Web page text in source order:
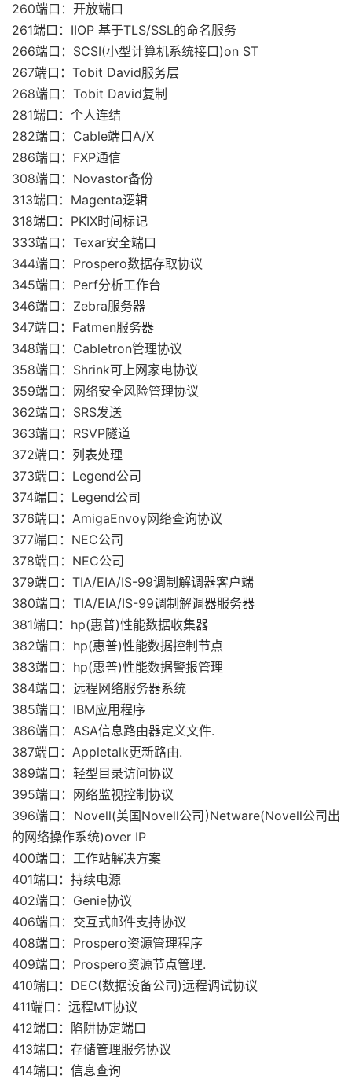
260端口：开放端口
261端口：IIOP 基于TLS/SSL的命名服务
266端口：SCSI(小型计算机系统接口)on ST
267端口：Tobit David服务层
268端口：Tobit David复制
281端口：个人连结
282端口：Cable端口A/X
286端口：FXP通信
308端口：Novastor备份
313端口：Magenta逻辑
318端口：PKIX时间标记
333端口：Texar安全端口
344端口：Prospero数据存取协议
345端口：Perf分析工作台
346端口：Zebra服务器
347端口：Fatmen服务器
348端口：Cabletron管理协议
358端口：Shrink可上网家电协议
359端口：网络安全风险管理协议
362端口：SRS发送
363端口：RSVP隧道
372端口：列表处理
373端口：Legend公司
374端口：Legend公司
376端口：AmigaEnvoy网络查询协议
377端口：NEC公司
378端口：NEC公司
379端口：TIA/EIA/IS-99调制解调器客户端
380端口：TIA/EIA/IS-99调制解调器服务器
381端口：hp(惠普)性能数据收集器
382端口：hp(惠普)性能数据控制节点
383端口：hp(惠普)性能数据警报管理
384端口：远程网络服务器系统
385端口：IBM应用程序
386端口：ASA信息路由器定义文件.
387端口：Appletalk更新路由.
389端口：轻型目录访问协议
395端口：网络监视控制协议
396端口：Novell(美国Novell公司)Netware(Novell公司出
的网络操作系统)over IP
400端口：工作站解决方案
401端口：持续电源
402端口：Genie协议
406端口：交互式邮件支持协议
408端口：Prospero资源管理程序
409端口：Prospero资源节点管理.
410端口：DEC(数据设备公司)远程调试协议
411端口：远程MT协议
412端口：陷阱协定端口
413端口：存储管理服务协议
414端口：信息查询